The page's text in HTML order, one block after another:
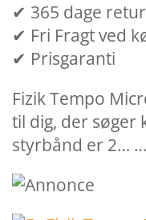
✔ 365 dage
✔ Fri Fragt ved
✔ Prisgaranti
Fizik Tempo
til dig, der søger
styrbånd er 2… …